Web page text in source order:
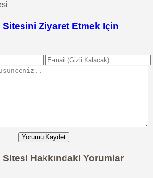
Sitesini Ziyaret Etmek İçin
Yorumu Kaydet
Sitesi Hakkındaki Yorumlar